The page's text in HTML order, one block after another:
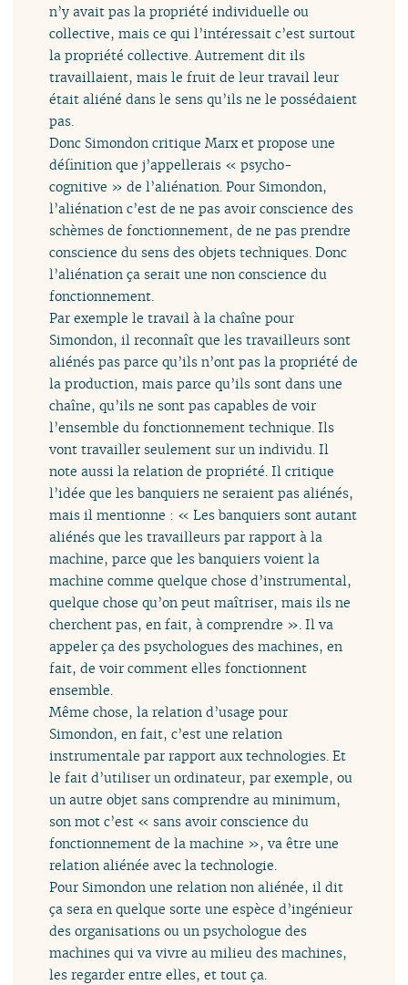
n’y avait pas la propriété individuelle ou
collective, mais ce qui l’intéressait c’est surtout
la propriété collective. Autrement dit ils
travaillaient, mais le fruit de leur travail leur
était aliéné dans le sens qu’ils ne le possédaient
pas.
Donc Simondon critique Marx et propose une
définition que j’appellerais « psycho-
cognitive » de l’aliénation. Pour Simondon,
l’aliénation c’est de ne pas avoir conscience des
schèmes de fonctionnement, de ne pas prendre
conscience du sens des objets techniques. Donc
l’aliénation ça serait une non conscience du
fonctionnement.
Par exemple le travail à la chaîne pour
Simondon, il reconnaît que les travailleurs sont
aliénés pas parce qu’ils n’ont pas la propriété de
la production, mais parce qu’ils sont dans une
chaîne, qu’ils ne sont pas capables de voir
l’ensemble du fonctionnement technique. Ils
vont travailler seulement sur un individu. Il
note aussi la relation de propriété. Il critique
l’idée que les banquiers ne seraient pas aliénés,
mais il mentionne : « Les banquiers sont autant
aliénés que les travailleurs par rapport à la
machine, parce que les banquiers voient la
machine comme quelque chose d’instrumental,
quelque chose qu’on peut maîtriser, mais ils ne
cherchent pas, en fait, à comprendre ». Il va
appeler ça des psychologues des machines, en
fait, de voir comment elles fonctionnent
ensemble.
Même chose, la relation d’usage pour
Simondon, en fait, c’est une relation
instrumentale par rapport aux technologies. Et
le fait d’utiliser un ordinateur, par exemple, ou
un autre objet sans comprendre au minimum,
son mot c’est « sans avoir conscience du
fonctionnement de la machine », va être une
relation aliénée avec la technologie.
Pour Simondon une relation non aliénée, il dit
ça sera en quelque sorte une espèce d’ingénieur
des organisations ou un psychologue des
machines qui va vivre au milieu des machines,
les regarder entre elles, et tout ça.